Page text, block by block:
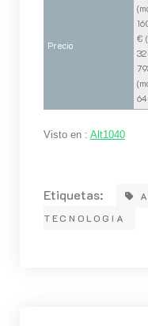
Precio
€
Visto en : Alt1040
Etiquetas:
TECNOLOGIA